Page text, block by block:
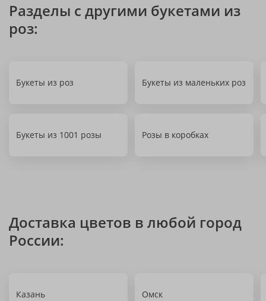
Разделы с другими букетами из
роз:
Букеты из роз Букеты из маленьких роз
Букеты из 1001 розы Розы в коробках
Доставка цветов в любой город
России:
Казань Омск